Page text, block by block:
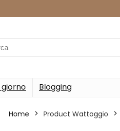
Blogging
Home Product Wattaggio